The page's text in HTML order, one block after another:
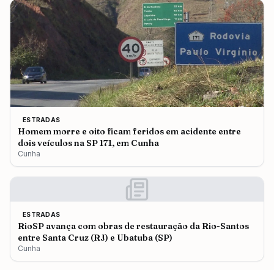
ESTRADAS
Homem morre e oito ficam feridos em acidente entre
dois veículos na SP 171, em Cunha
Cunha
ESTRADAS
RioSP avança com obras de restauração da Rio-Santos
entre Santa Cruz (RJ) e Ubatuba (SP)
Cunha